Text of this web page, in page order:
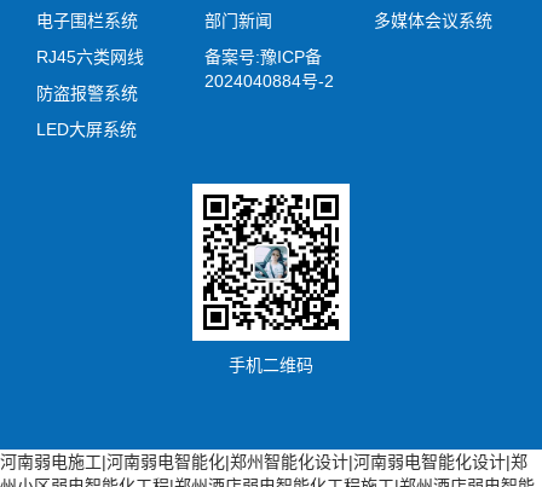
电子围栏系统
RJ45六类网线
防盗报警系统
LED大屏系统
部门新闻
备案号:豫ICP备
2024040884号-2
多媒体会议系统
手机二维码
河南弱电施工|河南弱电智能化|郑州智能化设计|河南弱电智能化设计|郑